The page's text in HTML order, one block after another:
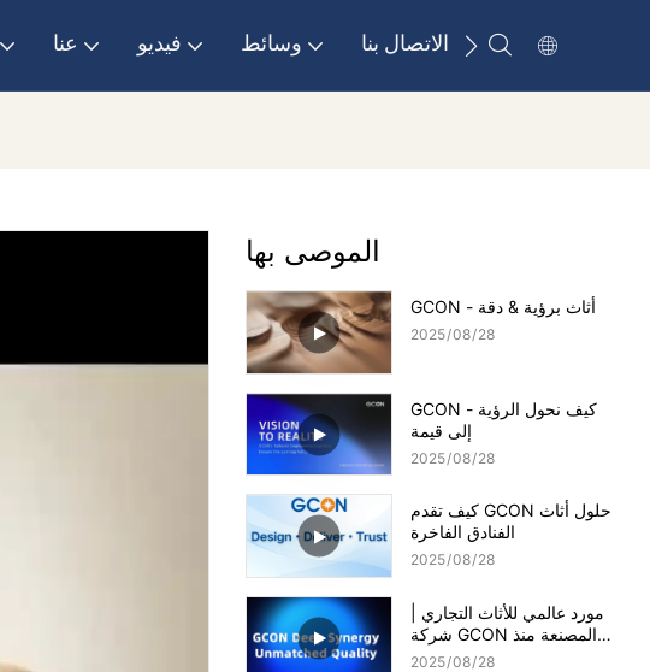
عنا فيديو وسائط الاتصال بنا
الموصى بها
GCON - أثاث برؤية & دقة
2025 08 28
GCON - كيف نحول الرؤية
إلى قيمة
2025 08 28
كيف تقدم GCON حلول أثاث
الفنادق الفاخرة
2025 08 28
مورد عالمي للأثاث التجاري |
شركة GCON المصنعة منذ
1995
2025 08 28